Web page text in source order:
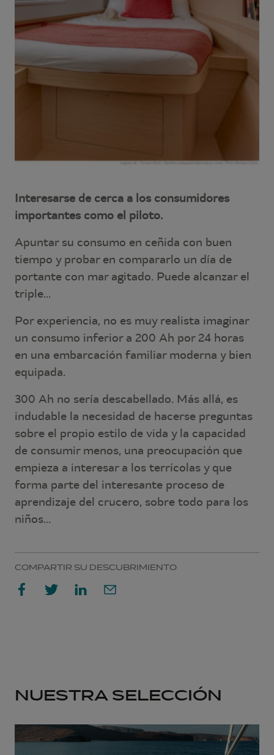
Interesarse de cerca a los consumidores
importantes como el piloto.
Apuntar su consumo en ceñida con buen
tiempo y probar en compararlo un día de
portante con mar agitado. Puede alcanzar el
triple...
Por experiencia, no es muy realista imaginar
un consumo inferior a 200 Ah por 24 horas
en una embarcación familiar moderna y bien
equipada.
300 Ah no sería descabellado. Más allá, es
indudable la necesidad de hacerse preguntas
sobre el propio estilo de vida y la capacidad
de consumir menos, una preocupación que
empieza a interesar a los terrícolas y que
forma parte del interesante proceso de
aprendizaje del crucero, sobre todo para los
niños...
COMPARTIR SU DESCUBRIMIENTO
NUESTRA SELECCIÓN